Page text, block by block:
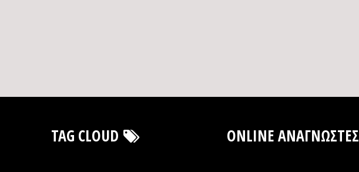
TAG CLOUD ONLINE ΑΝΑΓΝΏΣΤΕΣ